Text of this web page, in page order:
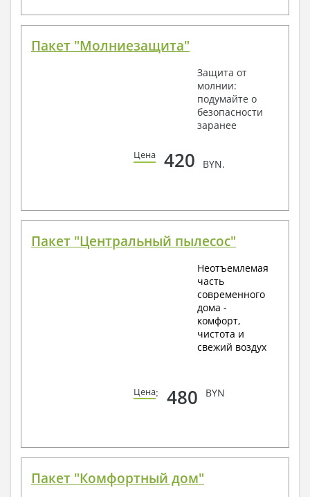
Пакет "Молниезащита"
Защита от
молнии:
подумайте о
безопасности
заранее
Цена 420 BYN.
Пакет "Центральный пылесос"
Неотъемлемая
часть
современного
дома -
комфорт,
чистота и
свежий воздух
Цена: 480 BYN
Пакет "Комфортный дом"